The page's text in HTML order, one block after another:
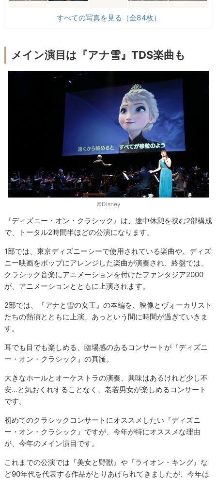
すべての写真を見る（全84枚）
メイン演目は『アナ雪』TDS楽曲も
©Disney
『ディズニー・オン・クラシック』は、途中休憩を挟む2部構成
で、トータル2時間半ほどの公演になります。
1部では、東京ディズニーシーで使用されている楽曲や、ディズ
ニー映画をポップにアレンジした楽曲が演奏され、終盤では、
クラシック音楽にアニメーションを付けたファンタジア2000
が、アニメーションとともに上演されます。
2部では、『アナと雪の女王』の本編を、映像とヴォーカリスト
たちの熱演とともに上演、あっという間に時間が過ぎていきま
す。
耳でも目でも楽しめる、臨場感のあるコンサートが『ディズニ
ー・オン・クラシック』の真髄。
大きなホールとオーケストラの演奏、興味はあるけれど少し不
安…と気おくれすることなく、老若男女が楽しめるコンサート
です。
初めてのクラシックコンサートにオススメしたい『ディズニ
ー・オン・クラシック』ですが、今年が特にオススメな理由
が、今年のメイン演目です。
これまでの公演では『美女と野獣』や『ライオン・キング』な
ど90年代を代表する作品がとりあげられてきましたが、今年は